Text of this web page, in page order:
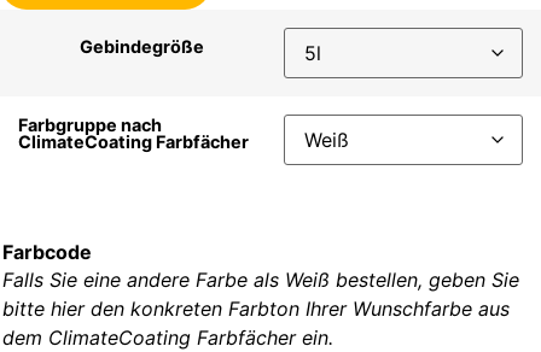
Gebindegröße
Farbgruppe nach
ClimateCoating Farbfächer
Farbcode
Falls Sie eine andere Farbe als Weiß bestellen, geben Sie
bitte hier den konkreten Farbton Ihrer Wunschfarbe aus
dem ClimateCoating Farbfächer ein.